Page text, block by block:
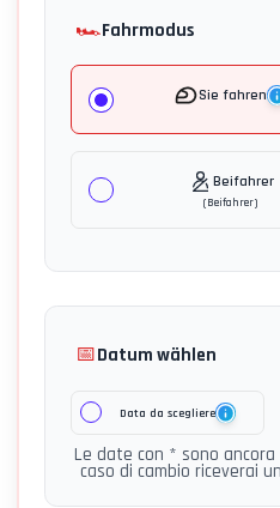
🏎️Fahrmodus
Sie fahren
Beifahrer
(Beifahrer)
📅Datum wählen
Data da scegliere
Le date con * sono
caso di cambio riceverai